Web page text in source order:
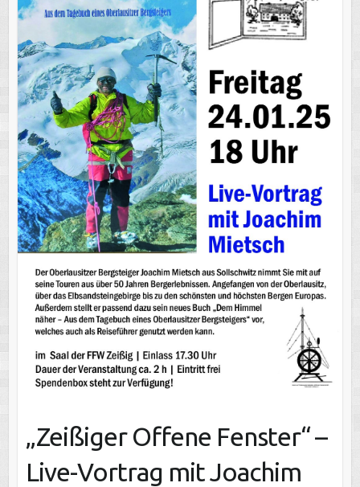
„Zeißiger Offene Fenster“ –
Live-Vortrag mit Joachim